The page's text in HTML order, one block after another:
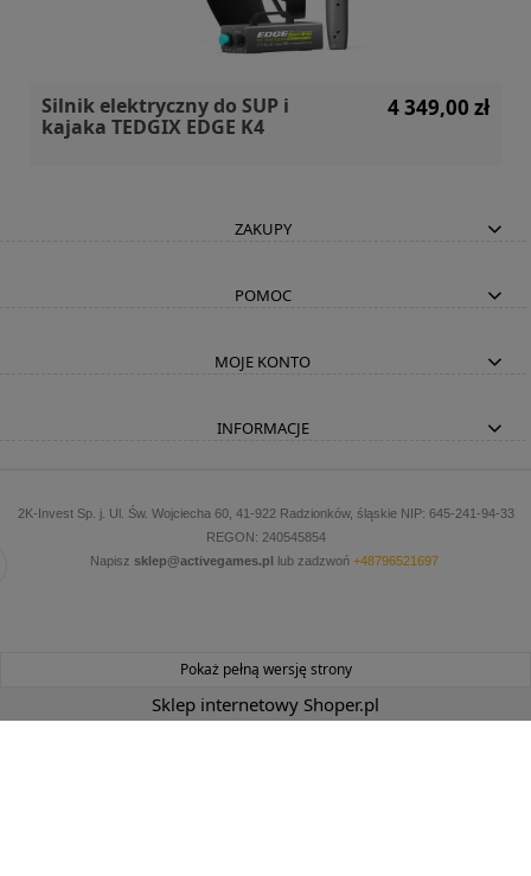
Silnik elektryczny do SUP i
kajaka TEDGIX EDGE K4
4 349,00 zł
ZAKUPY
POMOC
MOJE KONTO
INFORMACJE
2K-Invest Sp. j. Ul. Św. Wojciecha 60, 41-922 Radzionków, śląskie NIP: 645-241-94-33
REGON: 240545854
Napisz sklep@activegames.pl lub zadzwoń +48796521697
Pokaż pełną wersję strony
Sklep internetowy Shoper.pl